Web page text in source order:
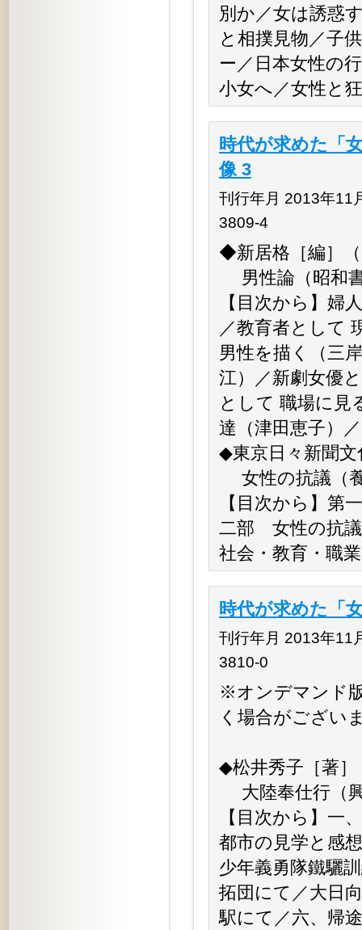
別か／女は誘惑
と相撲見物／子
ー／日本女性の
小女へ／女性と
時代が求めた
像 3
刊行年月 2013年11
3809-4
◆新居格［編］
男性論（昭和
【目次から】婦
／教育者として
男性を描く（三
江）／新劇女優
として 職場に見
達（津田恵子）
◆東京日々新聞文
女性の抗議（
【目次から】
二部 女性の抗議
社会・教育・職
時代が求めた
刊行年月 2013年11
3810-0
※オンデマンド
く場合がござい
◆松井秀子［著］
大陸奉仕行（
【目次から】一
都市の見学と感
少年義勇隊鐵驪
拓団にて／大日
駅にて／六、帰